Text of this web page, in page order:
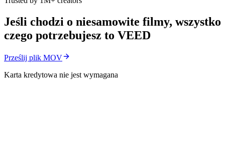
Jeśli chodzi o niesamowite filmy, wszystko
czego potrzebujesz to VEED
Prześlij plik MOV
Karta kredytowa nie jest wymagana